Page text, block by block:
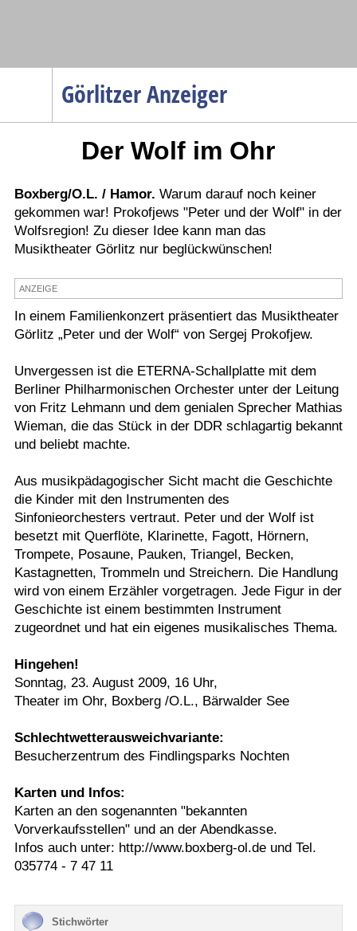
Görlitzer Anzeiger
Gesellschaft
Wirtschaft
Service
Gesundheit
Kultur
Termine
Kostenlos
Der Wolf im Ohr
Boxberg/O.L. / Hamor. Warum darauf noch keiner
gekommen war! Prokofjews "Peter und der Wolf" in der
Wolfsregion! Zu dieser Idee kann man das
Musiktheater Görlitz nur beglückwünschen!
ANZEIGE
In einem Familienkonzert präsentiert das Musiktheater
Görlitz „Peter und der Wolf“ von Sergej Prokofjew.
Unvergessen ist die ETERNA-Schallplatte mit dem
Berliner Philharmonischen Orchester unter der Leitung
von Fritz Lehmann und dem genialen Sprecher Mathias
Wieman, die das Stück in der DDR schlagartig bekannt
und beliebt machte.
Aus musikpädagogischer Sicht macht die Geschichte
die Kinder mit den Instrumenten des
Sinfonieorchesters vertraut. Peter und der Wolf ist
besetzt mit Querflöte, Klarinette, Fagott, Hörnern,
Trompete, Posaune, Pauken, Triangel, Becken,
Kastagnetten, Trommeln und Streichern. Die Handlung
wird von einem Erzähler vorgetragen. Jede Figur in der
Geschichte ist einem bestimmten Instrument
zugeordnet und hat ein eigenes musikalisches Thema.
Hingehen!
Sonntag, 23. August 2009, 16 Uhr,
Theater im Ohr, Boxberg /O.L., Bärwalder See
Schlechtwetterausweichvariante:
Besucherzentrum des Findlingsparks Nochten
Karten und Infos:
Karten an den sogenannten "bekannten
Vorverkaufsstellen" und an der Abendkasse.
Infos auch unter: http://www.boxberg-ol.de und Tel.
035774 - 7 47 11
Stichwörter